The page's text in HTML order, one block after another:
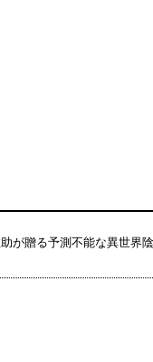
が贈る予測不能な異世界